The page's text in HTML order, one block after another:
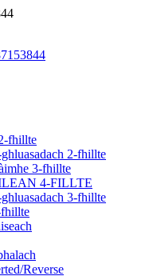
fhillte
2-fhillte
3-fhillte
4-FILLTE
3-fhillte
fhillte
Reverse